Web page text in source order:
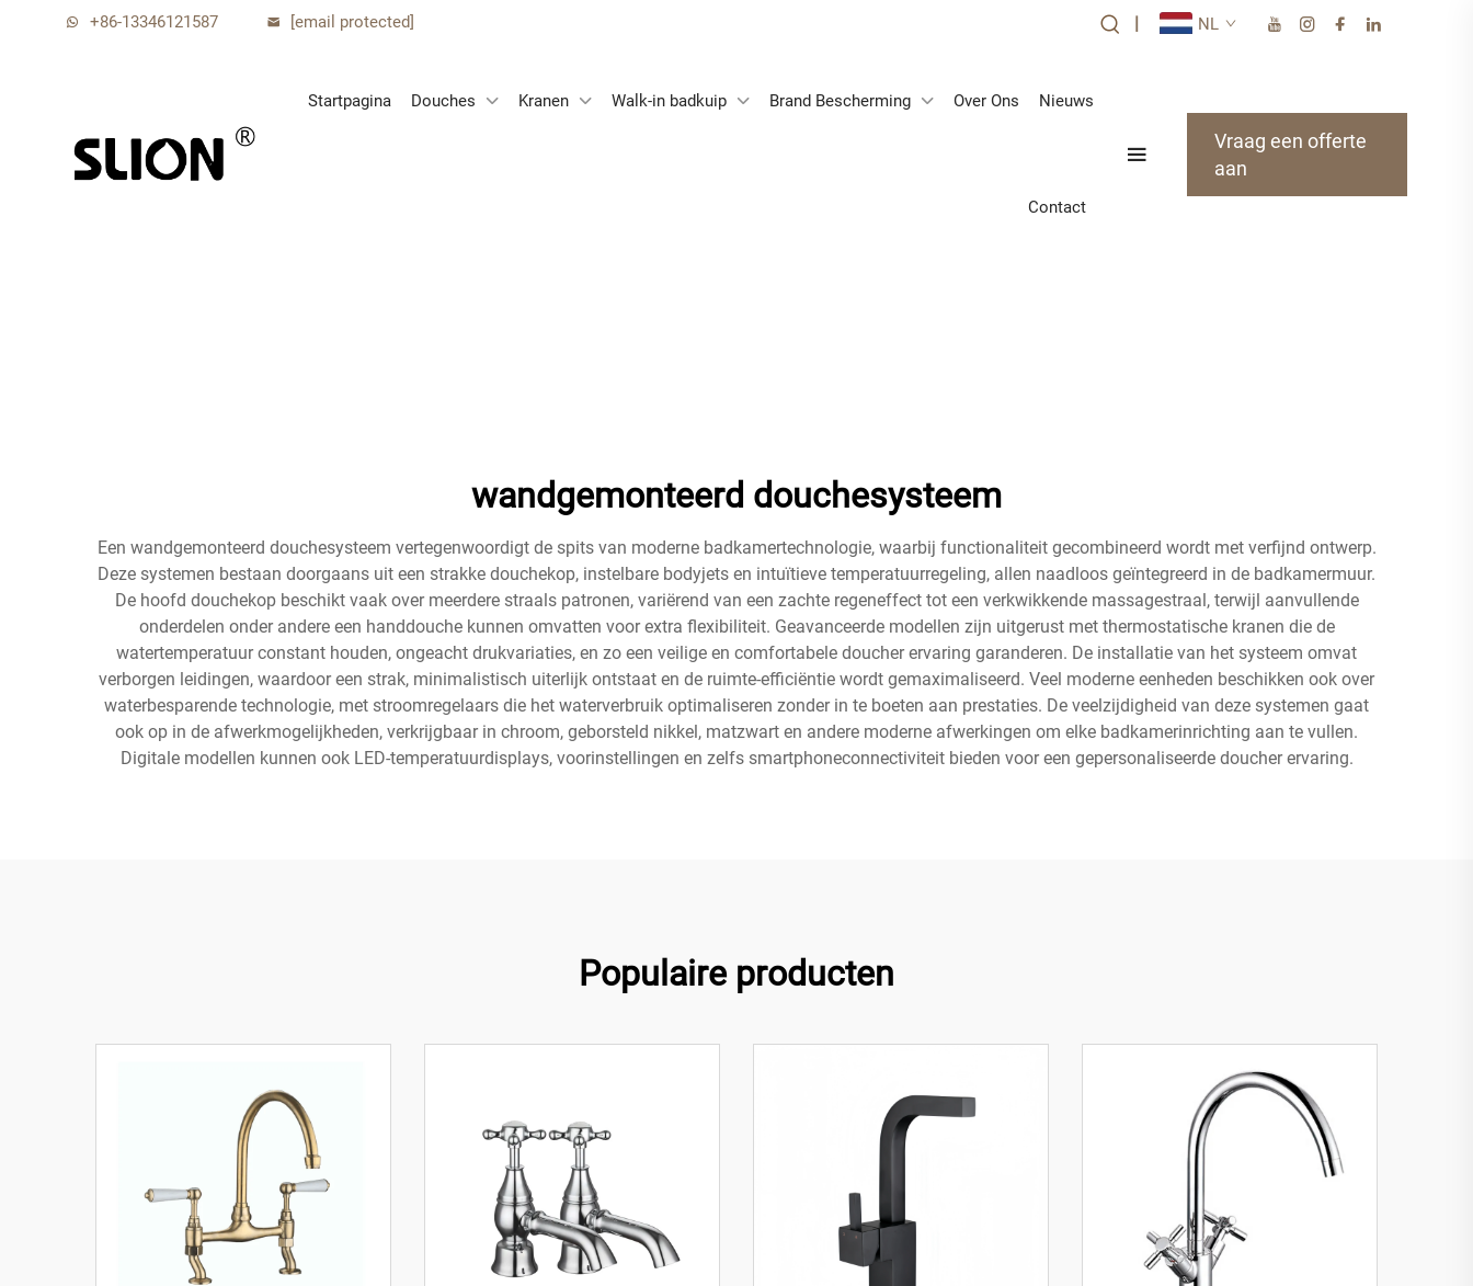
+86-13346121587 [email protected] | NL
Startpagina Douches Kranen Walk-in badkuip Brand Bescherming Over Ons Nieuws
Contact
Vraag een offerte
aan
wandgemonteerd douchesysteem
Een wandgemonteerd douchesysteem vertegenwoordigt de spits van moderne badkamertechnologie, waarbij functionaliteit gecombineerd wordt met verfijnd ontwerp.
Deze systemen bestaan doorgaans uit een strakke douchekop, instelbare bodyjets en intuïtieve temperatuurregeling, allen naadloos geïntegreerd in de badkamermuur.
De hoofd douchekop beschikt vaak over meerdere straals patronen, variërend van een zachte regeneffect tot een verkwikkende massagestraal, terwijl aanvullende
onderdelen onder andere een handdouche kunnen omvatten voor extra flexibiliteit. Geavanceerde modellen zijn uitgerust met thermostatische kranen die de
watertemperatuur constant houden, ongeacht drukvariaties, en zo een veilige en comfortabele doucher ervaring garanderen. De installatie van het systeem omvat
verborgen leidingen, waardoor een strak, minimalistisch uiterlijk ontstaat en de ruimte-efficiëntie wordt gemaximaliseerd. Veel moderne eenheden beschikken ook over
waterbesparende technologie, met stroomregelaars die het waterverbruik optimaliseren zonder in te boeten aan prestaties. De veelzijdigheid van deze systemen gaat
ook op in de afwerkmogelijkheden, verkrijgbaar in chroom, geborsteld nikkel, matzwart en andere moderne afwerkingen om elke badkamerinrichting aan te vullen.
Digitale modellen kunnen ook LED-temperatuurdisplays, voorinstellingen en zelfs smartphoneconnectiviteit bieden voor een gepersonaliseerde doucher ervaring.
Populaire producten